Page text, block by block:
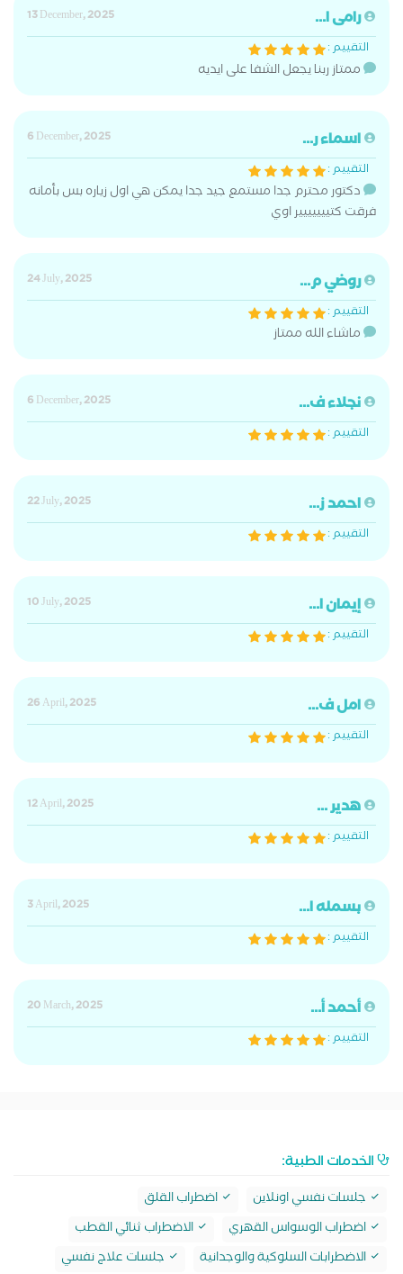
رامى ا...
13 December, 2025
التقييم :
ممتاز ربنا يجعل الشفا على ايديه
اسماء ر...
6 December, 2025
التقييم :
دكتور محترم جدا مستمع جيد جدا يمكن هي اول زياره بس بأمانه
فرقت كتييييييير اوي
روضي م...
24 July, 2025
التقييم :
ماشاء الله ممتاز
نجلاء ف...
6 December, 2025
التقييم :
احمد ز...
22 July, 2025
التقييم :
إيمان ا...
10 July, 2025
التقييم :
امل ف...
26 April, 2025
التقييم :
هدير ...
12 April, 2025
التقييم :
بسمله ا...
3 April, 2025
التقييم :
أحمد أ...
20 March, 2025
التقييم :
الخدمات الطبية:
جلسات نفسي اونلاين
اضطراب القلق
اضطراب الوسواس القهري
الاضطراب ثنائي القطب
الاضطرابات السلوكية والوجدانية
جلسات علاج نفسي